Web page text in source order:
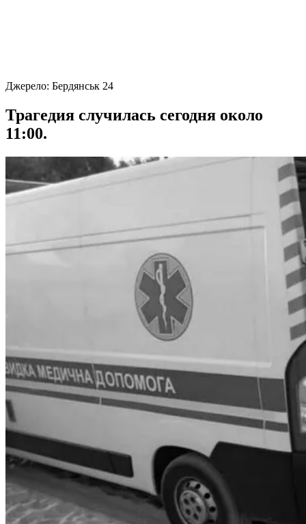
Джерело: Бердянськ 24
Трагедия случилась сегодня около
11:00.